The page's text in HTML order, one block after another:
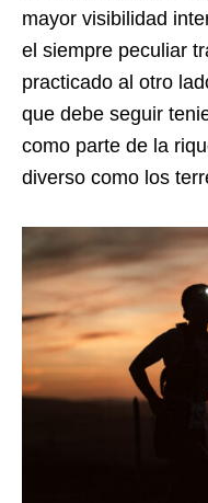
mayor visibilidad
el siempre peculiar
practicado al otro
que debe seguir
como parte de la
diverso como los